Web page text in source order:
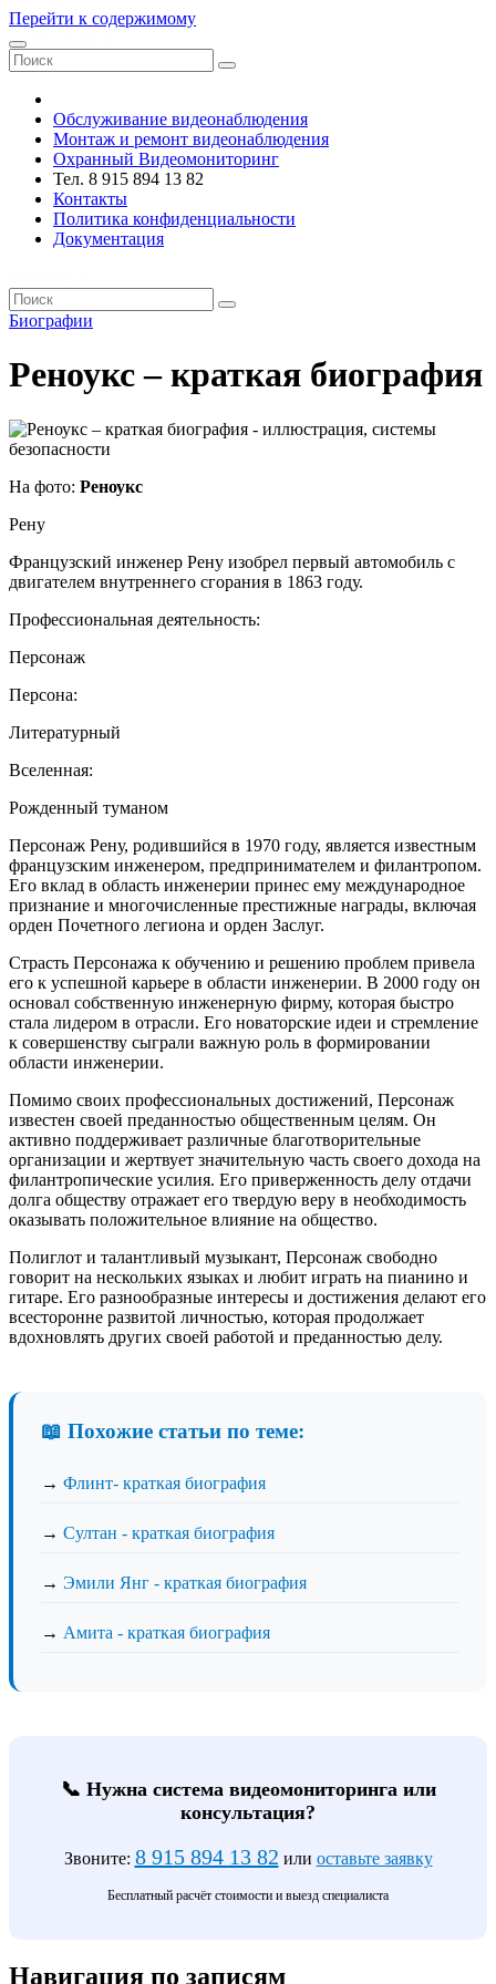
Перейти к содержимому
Обслуживание видеонаблюдения
Монтаж и ремонт видеонаблюдения
Охранный Видеомониторинг
Тел. 8 915 894 13 82
Контакты
Политика конфиденциальности
Документация
Биографии
Реноукс – краткая биография
На фото: Реноукс
Рену
Французский инженер Рену изобрел первый автомобиль с
двигателем внутреннего сгорания в 1863 году.
Профессиональная деятельность:
Персонаж
Персона:
Литературный
Вселенная:
Рожденный туманом
Персонаж Рену, родившийся в 1970 году, является известным
французским инженером, предпринимателем и филантропом.
Его вклад в область инженерии принес ему международное
признание и многочисленные престижные награды, включая
орден Почетного легиона и орден Заслуг.
Страсть Персонажа к обучению и решению проблем привела
его к успешной карьере в области инженерии. В 2000 году он
основал собственную инженерную фирму, которая быстро
стала лидером в отрасли. Его новаторские идеи и стремление
к совершенству сыграли важную роль в формировании
области инженерии.
Помимо своих профессиональных достижений, Персонаж
известен своей преданностью общественным целям. Он
активно поддерживает различные благотворительные
организации и жертвует значительную часть своего дохода на
филантропические усилия. Его приверженность делу отдачи
долга обществу отражает его твердую веру в необходимость
оказывать положительное влияние на общество.
Полиглот и талантливый музыкант, Персонаж свободно
говорит на нескольких языках и любит играть на пианино и
гитаре. Его разнообразные интересы и достижения делают его
всесторонне развитой личностью, которая продолжает
вдохновлять других своей работой и преданностью делу.
📖 Похожие статьи по теме:
→ Флинт- краткая биография
→ Султан - краткая биография
→ Эмили Янг - краткая биография
→ Амита - краткая биография
📞 Нужна система видеомониторинга или
консультация?
Звоните: 8 915 894 13 82 или оставьте заявку
Бесплатный расчёт стоимости и выезд специалиста
Навигация по записям